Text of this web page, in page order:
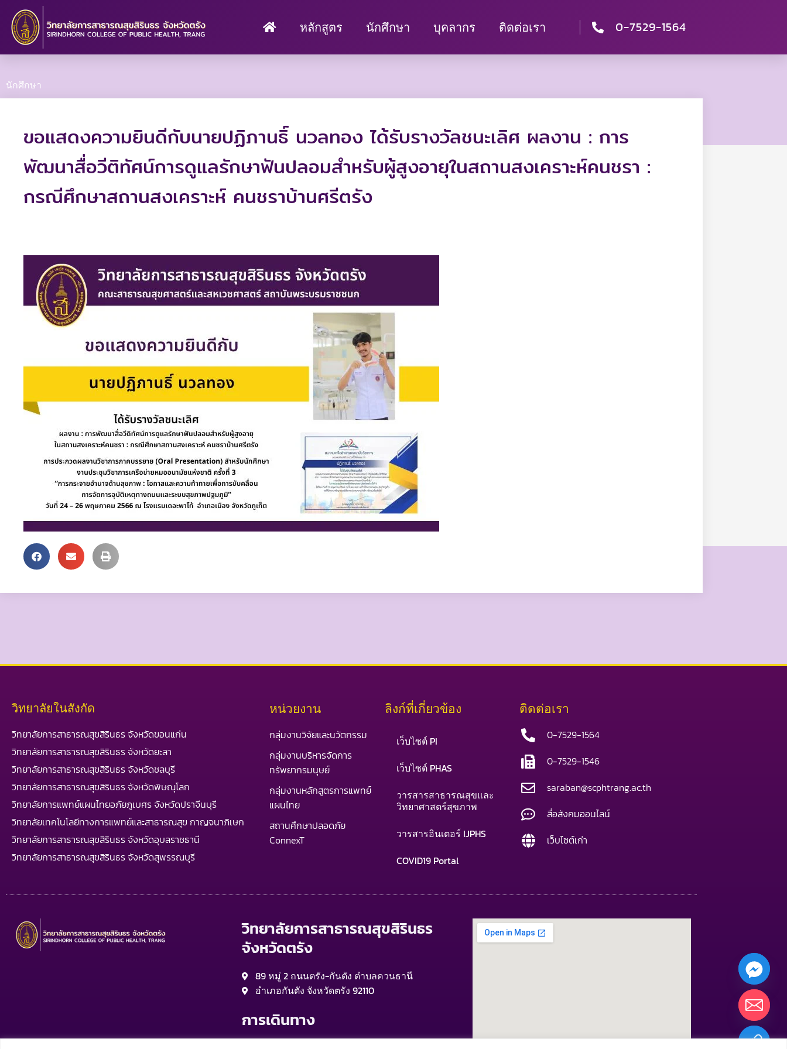
content
หลักสูตร นักศึกษา บุคลากร ติดต่อเรา 0-7529-1564
นักศึกษา
ขอแสดงความยินดีกับนายปฏิภานธิ์ นวลทอง ได้รับรางวัลชนะเลิศ ผลงาน : การ
พัฒนาสื่อวีติทัศน์การดูแลรักษาฟันปลอมสำหรับผู้สูงอายุในสถานสงเคราะห์คนชรา :
กรณีศึกษาสถานสงเคราะห์ คนชราบ้านศรีตรัง
วิทยาลัยในสังกัด
วิทยาลัยการสาธารณสุขสิรินธร จังหวัดขอนแก่น
วิทยาลัยการสาธารณสุขสิรินธร จังหวัดยะลา
วิทยาลัยการสาธารณสุขสิรินธร จังหวัดชลบุรี
วิทยาลัยการสาธารณสุขสิรินธร จังหวัดพิษณุโลก
วิทยาลัยการแพทย์แผนไทยอภัยภูเบศร จังหวัดปราจีนบุรี
วิทยาลัยเทคโนโลยีทางการแพทย์และสาธารณสุข กาญจนาภิเษก
วิทยาลัยการสาธารณสุขสิรินธร จังหวัดอุบลราชธานี
วิทยาลัยการสาธารณสุขสิรินธร จังหวัดสุพรรณบุรี
หน่วยงาน
กลุ่มงานวิจัยและนวัตกรรม
กลุ่มงานบริหารจัดการ
ทรัพยากรมนุษย์
กลุ่มงานหลักสูตรการแพทย์
แผนไทย
สถานศึกษาปลอดภัย
ConnexT
ลิงก์ที่เกี่ยวข้อง
เว็บไซต์ PI
เว็บไซต์ PHAS
วารสารสาธารณสุขและ
วิทยาศาสตร์สุขภาพ
วารสารอินเตอร์ IJPHS
COVID19 Portal
ติดต่อเรา
0-7529-1564
0-7529-1546
saraban@scphtrang.ac.th
สื่อสังคมออนไลน์
เว็บไซต์เก่า
วิทยาลัยการสาธารณสุขสิรินธร
จังหวัดตรัง
89 หมู่ 2 ถนนตรัง-กันตัง ตำบลควนธานี
อำเภอกันตัง จังหวัดตรัง 92110
การเดินทาง